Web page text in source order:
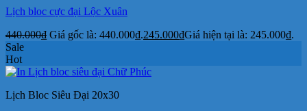
Lịch bloc cực đại Lộc Xuân
440.000₫ Giá gốc là: 440.000₫.245.000₫Giá hiện tại là: 245.000₫.
Sale
Hot
Lịch Bloc Siêu Đại 20x30